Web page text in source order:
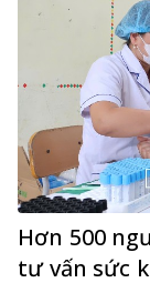
Hơn 500
tư vấn sức